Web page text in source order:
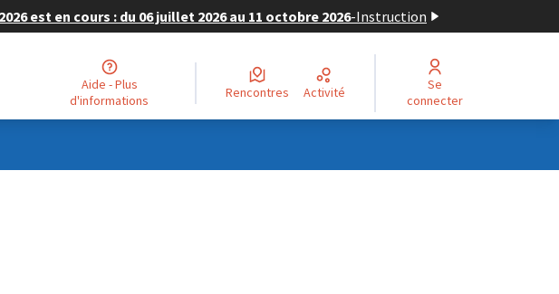
est en cours : du 06 juillet 2026 au 11 octobre 2026-Instruction
Aide - Plus
d'informations
Rencontres Activité
Se
connecter